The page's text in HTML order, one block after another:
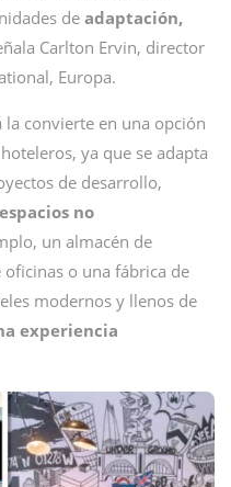
de adaptación,
Carlton Ervin, director
Europa.
la convierte en una opción
ya que se adapta
de desarrollo,
no
un almacén de
o una fábrica de
modernos y llenos de
experiencia